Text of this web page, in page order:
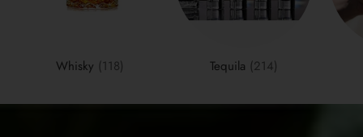
Whisky (118) Tequila (214)